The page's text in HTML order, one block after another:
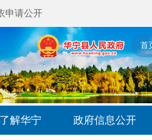
申请公开
首
了解华宁 政府信息公开